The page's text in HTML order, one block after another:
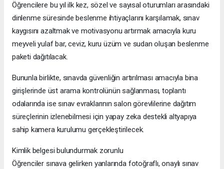
Öğrencilere bu yıl ilk kez, sözel ve sayısal oturumları arasındaki
dinlenme süresinde beslenme ihtiyaçlarını karşılamak, sınav
kaygısını azaltmak ve motivasyonu artırmak amacıyla kuru
meyveli yulaf bar, ceviz, kuru üzüm ve sudan oluşan beslenme
paketi dağıtılacak.
Bununla birlikte, sınavda güvenliğin artırılması amacıyla bina
girişlerinde üst arama kontrolünün sağlanması, toplantı
odalarında ise sınav evraklarının salon görevlilerine dağıtım
süreçlerinin izlenebilmesi için yapay zeka destekli altyapıya
sahip kamera kurulumu gerçekleştirilecek.
Kimlik belgesi bulundurmak zorunlu
Öğrenciler sınava gelirken yanlarında fotoğraflı, onaylı sınav